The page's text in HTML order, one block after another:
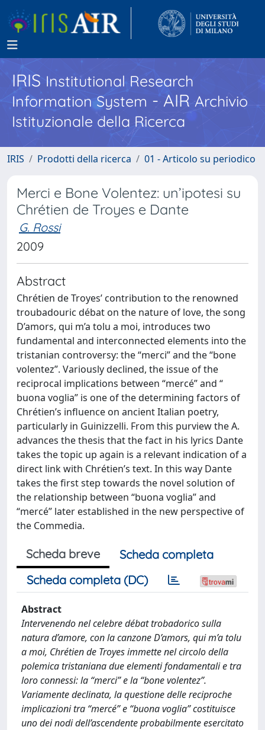
IRISInstitutional Research
Information System - AIR Archivio
Istituzionale della Ricerca
IRIS Prodotti della ricerca 01 - Articolo su periodico
Merci e Bone Volentez: un’ipotesi su
Chrétien de Troyes e Dante
G. Rossi
2009
Abstract
Chrétien de Troyes’ contribution to the renowned
troubadouric débat on the nature of love, the song
D’amors, qui m’a tolu a moi, introduces two
fundamental and interconnected elements into the
tristanian controversy: the “merci” and the “bone
volentez”. Variously declined, the issue of the
reciprocal implications between “mercé” and “
buona voglia” is one of the determining factors of
Chrétien’s influence on ancient Italian poetry,
particularly in Guinizzelli. From this purview the A.
advances the thesis that the fact in his lyrics Dante
takes the topic up again is a relevant indication of a
direct link with Chrétien’s text. In this way Dante
takes the first step towards the novel solution of
the relationship between “buona voglia” and
“mercé” later established in the new perspective of
the Commedia.
Scheda breve
Scheda completa
Scheda completa (DC)
Abstract
Intervenendo nel celebre débat trobadorico sulla
natura d’amore, con la canzone D’amors, qui m’a tolu
a moi, Chrétien de Troyes immette nel circolo della
polemica tristaniana due elementi fondamentali e tra
loro connessi: la “merci” e la “bone volentez”.
Variamente declinata, la questione delle reciproche
implicazioni tra “mercé” e “buona voglia” costituisce
uno dei nodi dell’ascendente probabilmente esercitato